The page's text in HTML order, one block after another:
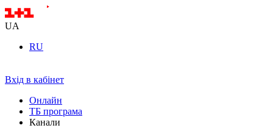
UA
RU
Вхід в кабінет
Онлайн
ТБ програма
Канали